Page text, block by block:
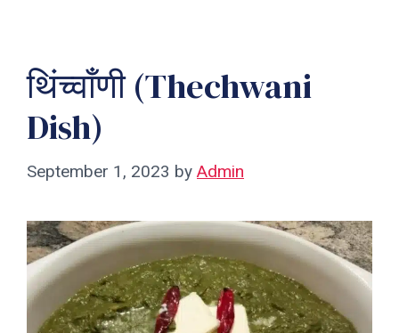
थिंच्वाँणी (Thechwani
Dish)
September 1, 2023 by Admin